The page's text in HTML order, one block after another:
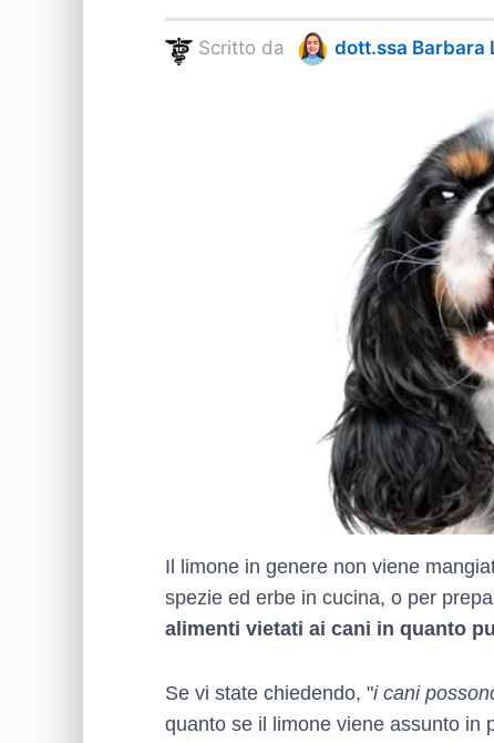
Scritto da dott.ssa Barbara
Il limone in genere non viene
spezie ed erbe in cucina, o per
alimenti vietati ai cani in quanto
Se vi state chiedendo, "i cani
quanto se il limone viene assunto in